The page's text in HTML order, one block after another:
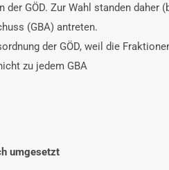
der GÖD. Zur Wahl standen
(GBA) antreten.
der GÖD, weil die
zu jedem GBA
umgesetzt